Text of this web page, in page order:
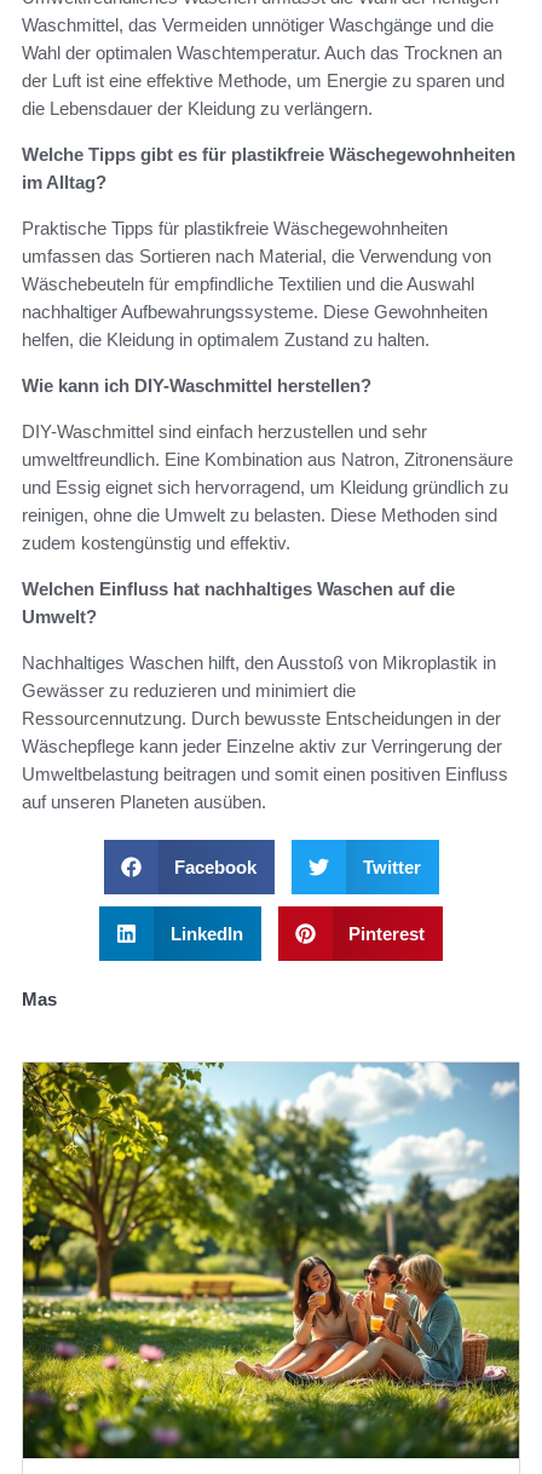
Waschmittel, das Vermeiden unnötiger Waschgänge und die
Wahl der optimalen Waschtemperatur. Auch das Trocknen an
der Luft ist eine effektive Methode, um Energie zu sparen und
die Lebensdauer der Kleidung zu verlängern.
Welche Tipps gibt es für plastikfreie Wäschegewohnheiten
im Alltag?
Praktische Tipps für plastikfreie Wäschegewohnheiten
umfassen das Sortieren nach Material, die Verwendung von
Wäschebeuteln für empfindliche Textilien und die Auswahl
nachhaltiger Aufbewahrungssysteme. Diese Gewohnheiten
helfen, die Kleidung in optimalem Zustand zu halten.
Wie kann ich DIY-Waschmittel herstellen?
DIY-Waschmittel sind einfach herzustellen und sehr
umweltfreundlich. Eine Kombination aus Natron, Zitronensäure
und Essig eignet sich hervorragend, um Kleidung gründlich zu
reinigen, ohne die Umwelt zu belasten. Diese Methoden sind
zudem kostengünstig und effektiv.
Welchen Einfluss hat nachhaltiges Waschen auf die
Umwelt?
Nachhaltiges Waschen hilft, den Ausstoß von Mikroplastik in
Gewässer zu reduzieren und minimiert die
Ressourcennutzung. Durch bewusste Entscheidungen in der
Wäschepflege kann jeder Einzelne aktiv zur Verringerung der
Umweltbelastung beitragen und somit einen positiven Einfluss
auf unseren Planeten ausüben.
Facebook Twitter
LinkedIn Pinterest
Mas